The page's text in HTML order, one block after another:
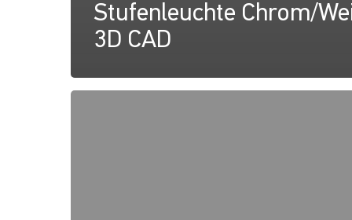
Stufenleuchte Chrom/
3D CAD
Easy